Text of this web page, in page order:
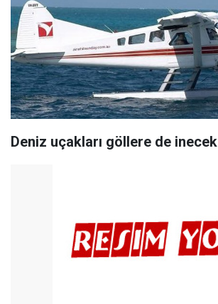
Deniz uçakları göllere de inecek